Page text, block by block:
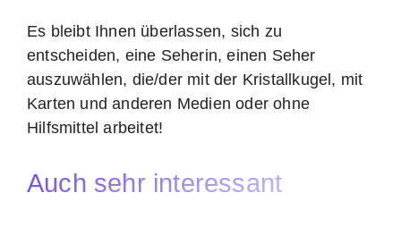
Es bleibt Ihnen überlassen, sich zu
entscheiden, eine Seherin, einen Seher
auszuwählen, die/der mit der Kristallkugel, mit
Karten und anderen Medien oder ohne
Hilfsmittel arbeitet!
Auch sehr interessant